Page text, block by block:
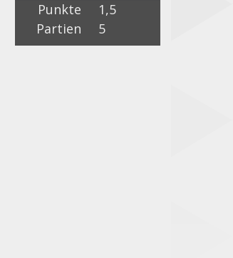
Punkte
1,5
Partien
5